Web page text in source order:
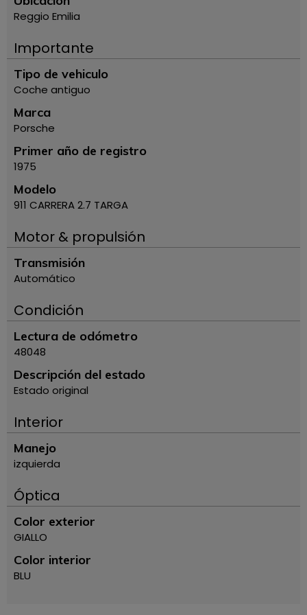
Reggio Emilia
Importante
Tipo de vehiculo
Coche antiguo
Marca
Porsche
Primer año de registro
1975
Modelo
911 CARRERA 2.7 TARGA
Motor & propulsión
Transmisión
Automático
Condición
Lectura de odómetro
48048
Descripción del estado
Estado original
Interior
Manejo
izquierda
Óptica
Color exterior
GIALLO
Color interior
BLU